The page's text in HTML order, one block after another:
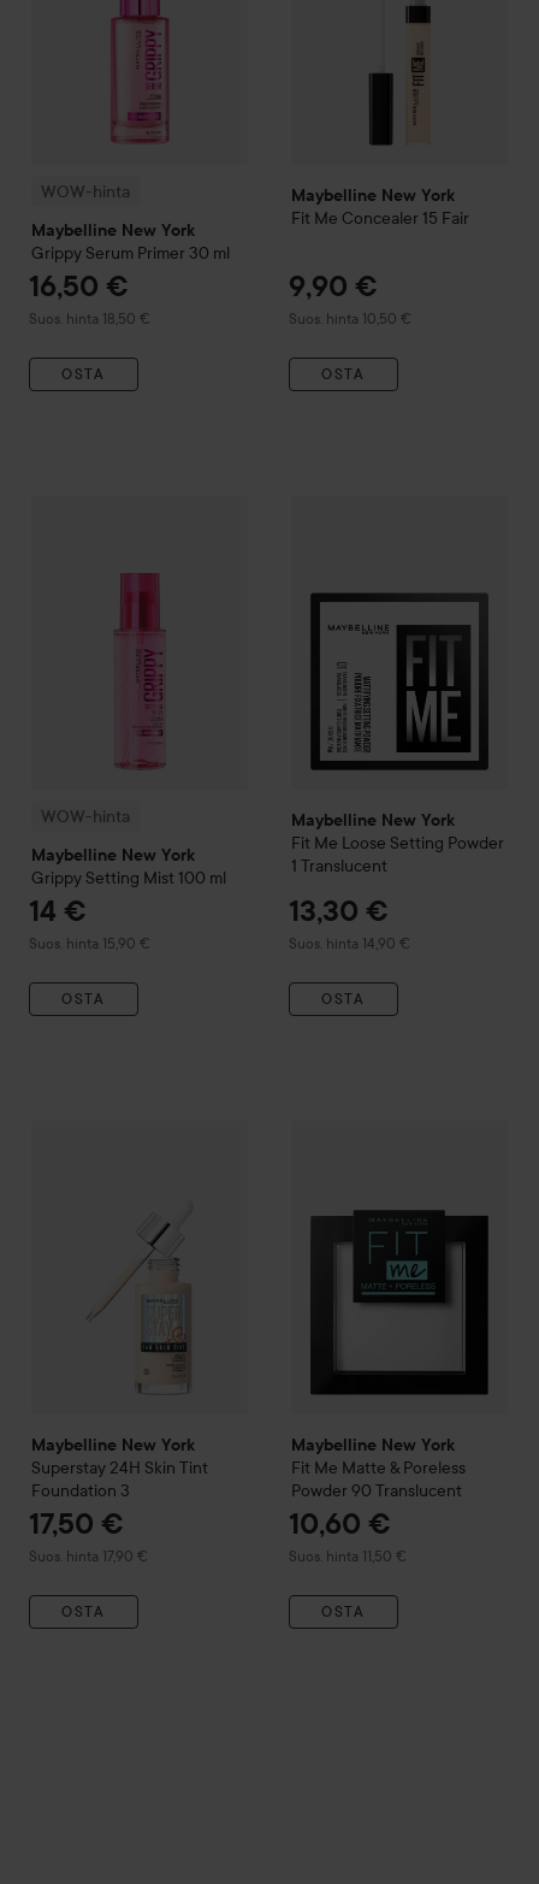
WOW-hinta
Maybelline New York
Grippy Serum Primer 30 ml
16,50 €
Suos. hinta 18,50 €
Suositeltu hinta 18,50 €
OSTA
Maybelline New York
Fit Me Concealer 15 Fair
9,90 €
Suos. hinta 10,50 €
Suositeltu hinta 10,50 €
OSTA
WOW-hinta
Maybelline New York
Grippy Setting Mist 100 ml
14 €
Suos. hinta 15,90 €
Suositeltu hinta 15,90 €
OSTA
Maybelline New York
Fit Me Loose Setting Powder
1 Translucent
13,30 €
Suos. hinta 14,90 €
Suositeltu hinta 14,90 €
OSTA
Maybelline New York
Superstay 24H Skin Tint
Foundation 3
17,50 €
Suos. hinta 17,90 €
Suositeltu hinta 17,90 €
OSTA
Maybelline New York
Fit Me Matte & Poreless
Powder 90 Translucent
10,60 €
Suos. hinta 11,50 €
Suositeltu hinta 11,50 €
OSTA